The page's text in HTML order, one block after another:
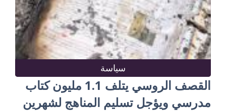
سياسة
القصف الروسي يتلف 1.1 مليون كتاب
مدرسي ويؤجل تسليم المناهج لشهرين